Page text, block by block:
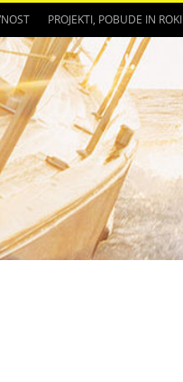
PROJEKTI, POBUDE IN ROKI